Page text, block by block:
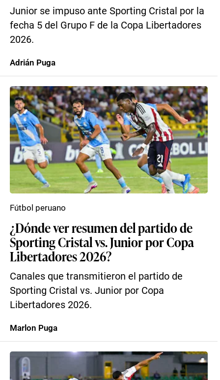
Junior se impuso ante Sporting Cristal por la
fecha 5 del Grupo F de la Copa Libertadores
2026.
Adrián Puga
¿Dónde ver resumen del partido de
Sporting Cristal vs. Junior por Copa
Libertadores 2026?
Canales que transmitieron el partido de
Sporting Cristal vs. Junior por Copa
Libertadores 2026.
Fútbol peruano
Marlon Puga